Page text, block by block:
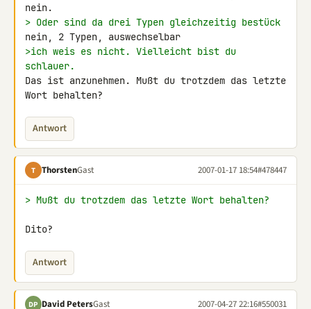
> Oder sind da drei Typen gleichzeitig bestück
>ich weis es nicht. Vielleicht bist du
schlauer.
Das ist anzunehmen. Mußt du trotzdem das letzte
Wort behalten?
Antwort
T ThorstenGast 2007-01-17 18:54#478447
> Mußt du trotzdem das letzte Wort behalten?
Dito?
Antwort
DP David PetersGast 2007-04-27 22:16#550031